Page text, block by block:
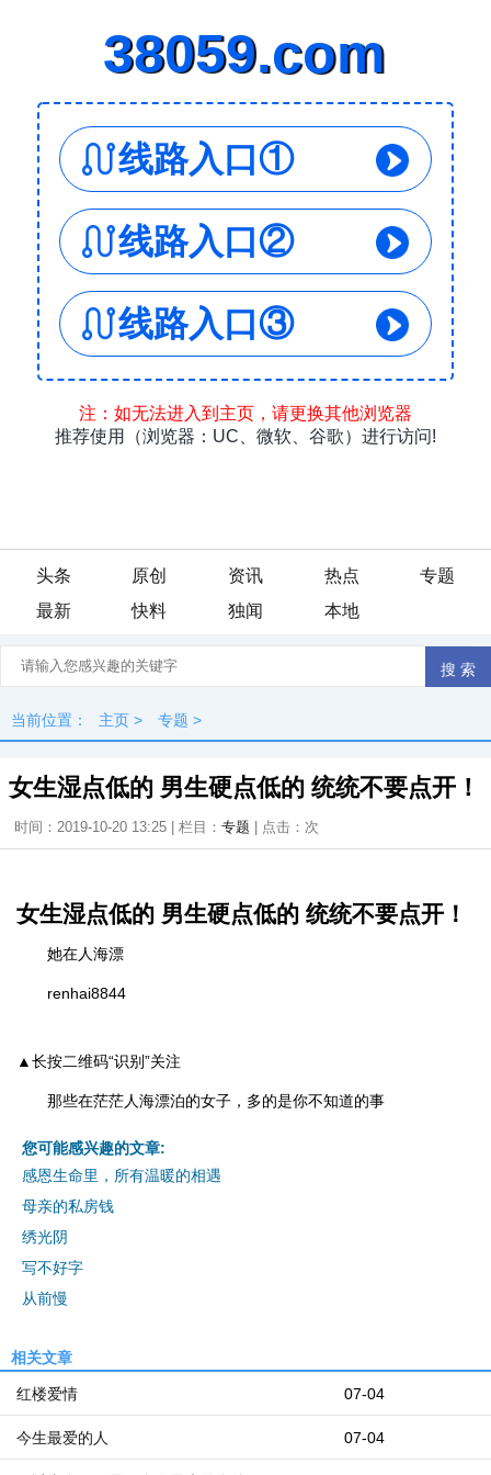
头条 原创 资讯 热点
专题
最新
快料 独闻 本地
当前位置： 主页 > 专题 >
女生湿点低的 男生硬点低的 统统不要点开！
时间：2019-10-20 13:25 | 栏目： 专题 | 点击： 次
女生湿点低的 男生硬点低的 统统不要点开！
她在人海漂
renhai8844
▲长按二维码“识别”关注
那些在茫茫人海漂泊的女子，多的是你不知道的事
您可能感兴趣的文章:
感恩生命里，所有温暖的相遇
母亲的私房钱
绣光阴
写不好字
从前慢
相关文章
07-04
红楼爱情
07-04
今生最爱的人